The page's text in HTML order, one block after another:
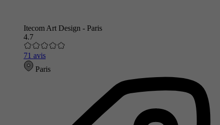
Itecom Art Design - Paris
4.7
71 avis
Paris